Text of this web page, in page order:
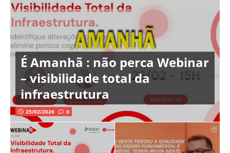
É Amanhã : não perca Webinar
– visibilidade total da
infraestrutura
25/02/2026 0